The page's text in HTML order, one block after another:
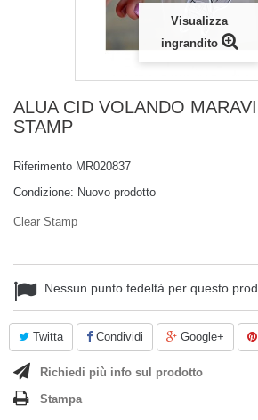
Visualizza
ingrandito
ALUA CID VOLANDO
STAMP
Riferimento MR020837
Condizione: Nuovo prodotto
Clear Stamp
Nessun punto fedeltà per questo
Twitta Condividi Google+
Richiedi più info sul prodotto
Stampa